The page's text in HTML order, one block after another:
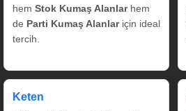
hem Stok Kumaş Alanlarhem
de Parti Kumaş Alanlariçin ideal
tercih.
Keten